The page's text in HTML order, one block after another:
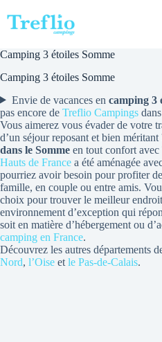
au
contenu
Camping 3 étoiles Somme
Camping 3 étoiles Somme
Envie de vacances en camping 3
pas encore de Treflio Campings
Vous aimerez vous évader de votre
d’un séjour reposant et bien
dans le Somme en tout confort
Hauts de France a été aménagée
pourriez avoir besoin pour profiter
famille, en couple ou entre amis.
choix pour trouver le meilleur
environnement d’exception qui
soit en matière d’hébergement ou
camping en France.
Découvrez les autres départements
Nord, l’Oise et le Pas-de-Calais.